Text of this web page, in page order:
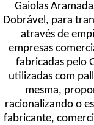
Gaiolas
Dobrável, para
através de
empresas
fabricadas pelo
utilizadas com
mesma,
racionalizando o
fabricante,